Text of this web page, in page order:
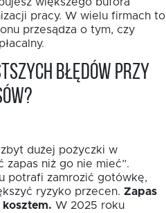
pracy. W wielu firmach to
przesądza o tym, czy
błędów przy
dużej pożyczki w
zapas niż go nie mieć”.
potrafi zamrozić gotówkę,
ryzyko przecen. Zapas
kosztem. W 2025 roku